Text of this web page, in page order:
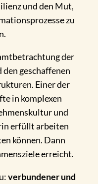
und den Mut,
zu
der
geschaffenen
Einer der
in komplexen
und
erfüllt arbeiten
können. Dann
erreicht.
verbundener und